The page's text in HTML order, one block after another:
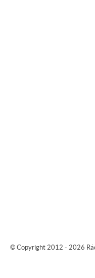
© Copyright 2012 - 2026